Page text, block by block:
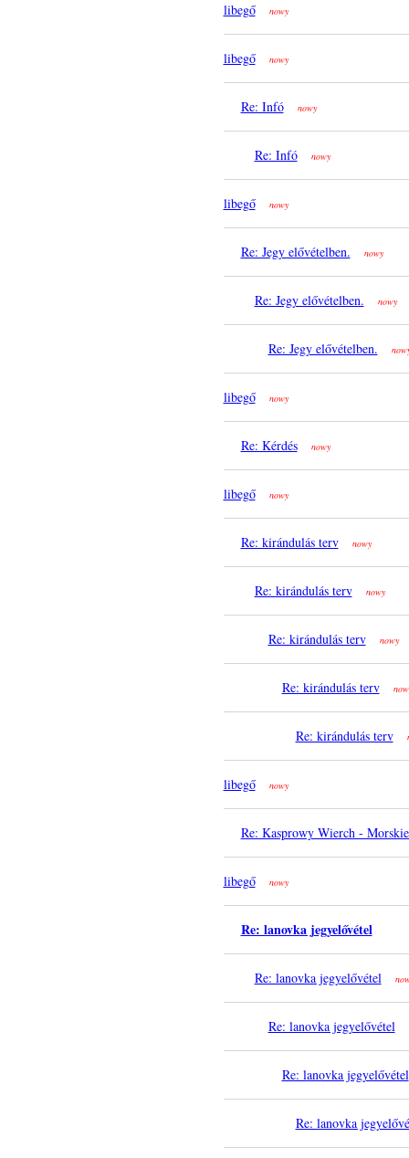
libegő nowy
libegő nowy
Re: Infó nowy
Re: Infó nowy
libegő nowy
Re: Jegy elővételben. nowy
Re: Jegy elővételben. nowy
Re: Jegy elővételben.
libegő nowy
Re: Kérdés nowy
libegő nowy
Re: kirándulás terv nowy
Re: kirándulás terv nowy
Re: kirándulás terv nowy
Re: kirándulás terv
Re: kirándulás terv
libegő nowy
Re: Kasprowy Wierch -
libegő nowy
Re: lanovka jegyelővétel
Re: lanovka jegyelővétel
Re: lanovka jegyelővétel
Re: lanovka jegyelővétel
Re: lanovka